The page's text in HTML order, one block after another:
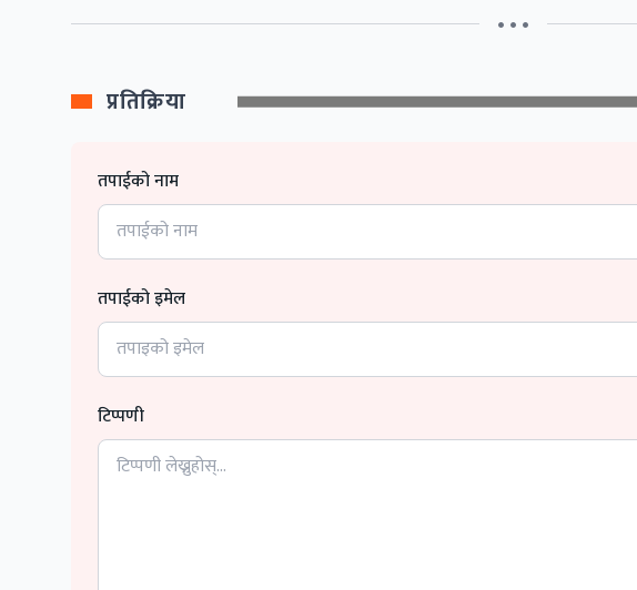
• • •
प्रतिक्रिया
तपाईको नाम
तपाईको इमेल
टिप्पणी